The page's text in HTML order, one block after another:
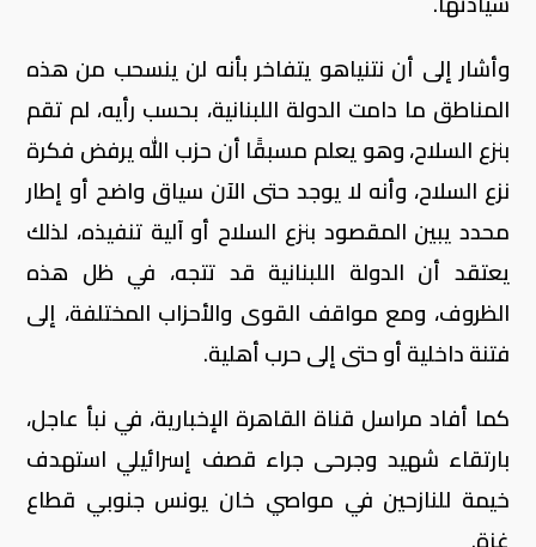
وأشار إلى أن نتنياهو يتفاخر بأنه لن ينسحب من هذه
المناطق ما دامت الدولة اللبنانية، بحسب رأيه، لم تقم
بنزع السلاح، وهو يعلم مسبقًا أن حزب الله يرفض فكرة
نزع السلاح، وأنه لا يوجد حتى الآن سياق واضح أو إطار
محدد يبين المقصود بنزع السلاح أو آلية تنفيذه، لذلك
يعتقد أن الدولة اللبنانية قد تتجه، في ظل هذه
الظروف، ومع مواقف القوى والأحزاب المختلفة، إلى
فتنة داخلية أو حتى إلى حرب أهلية.
كما أفاد مراسل قناة القاهرة الإخبارية، في نبأ عاجل،
بارتقاء شهيد وجرحى جراء قصف إسرائيلي استهدف
خيمة للنازحين في مواصي خان يونس جنوبي قطاع